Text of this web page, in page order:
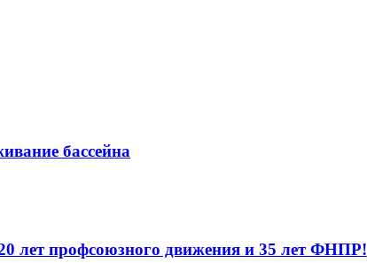
бассейна
лет профсоюзного движения и 35 лет ФНПР!